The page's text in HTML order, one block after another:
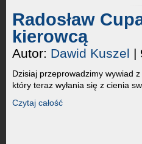
Radosław
kierowcą
Autor: Dawid Kuszel |
Dzisiaj przeprowadzimy wywiad
który teraz wyłania się z cienia
Czytaj całość